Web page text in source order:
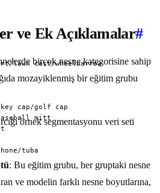
ve Ek Açıklamalar#
birçok nesne kategorisine sahip
mozayiklenmiş bir eğitim grubu
: Bu eğitim grubu, her gruptaki nesne
ve modelin farklı nesne boyutlarına,